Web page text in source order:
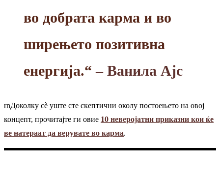
во добрата карма и во
ширењето позитивна
енергија.“ – Ванила Ајс
rnДоколку сѐ уште сте скептични околу постоењето на овој
концепт, прочитајте ги овие 10 неверојатни приказни кои ќе
ве натераат да верувате во карма.